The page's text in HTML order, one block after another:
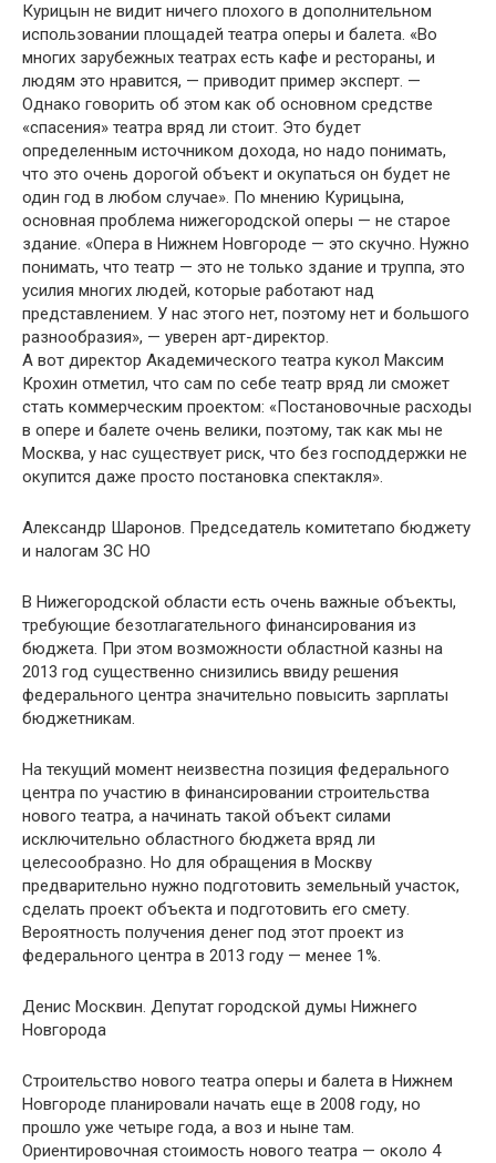
Курицын не видит ничего плохого в дополнительном
использовании площадей театра оперы и балета. «Во
многих зарубежных театрах есть кафе и рестораны, и
людям это нравится, — приводит пример эксперт. —
Однако говорить об этом как об основном средстве
«спасения» театра вряд ли стоит. Это будет
определенным источником дохода, но надо понимать,
что это очень дорогой объект и окупаться он будет не
один год в любом случае». По мнению Курицына,
основная проблема нижегородской оперы — не старое
здание. «Опера в Нижнем Новгороде — это скучно. Нужно
понимать, что театр — это не только здание и труппа, это
усилия многих людей, которые работают над
представлением. У нас этого нет, поэтому нет и большого
разнообразия», — уверен арт-директор.
А вот директор Академического театра кукол Максим
Крохин отметил, что сам по себе театр вряд ли сможет
стать коммерческим проектом: «Постановочные расходы
в опере и балете очень велики, поэтому, так как мы не
Москва, у нас существует риск, что без господдержки не
окупится даже просто постановка спектакля».
Александр Шаронов. Председатель комитетапо бюджету
и налогам ЗС НО
В Нижегородской области есть очень важные объекты,
требующие безотлагательного финансирования из
бюджета. При этом возможности областной казны на
2013 год существенно снизились ввиду решения
федерального центра значительно повысить зарплаты
бюджетникам.
На текущий момент неизвестна позиция федерального
центра по участию в финансировании строительства
нового театра, а начинать такой объект силами
исключительно областного бюджета вряд ли
целесообразно. Но для обращения в Москву
предварительно нужно подготовить земельный участок,
сделать проект объекта и подготовить его смету.
Вероятность получения денег под этот проект из
федерального центра в 2013 году — менее 1%.
Денис Москвин. Депутат городской думы Нижнего
Новгорода
Строительство нового театра оперы и балета в Нижнем
Новгороде планировали начать еще в 2008 году, но
прошло уже четыре года, а воз и ныне там.
Ориентировочная стоимость нового театра — около 4